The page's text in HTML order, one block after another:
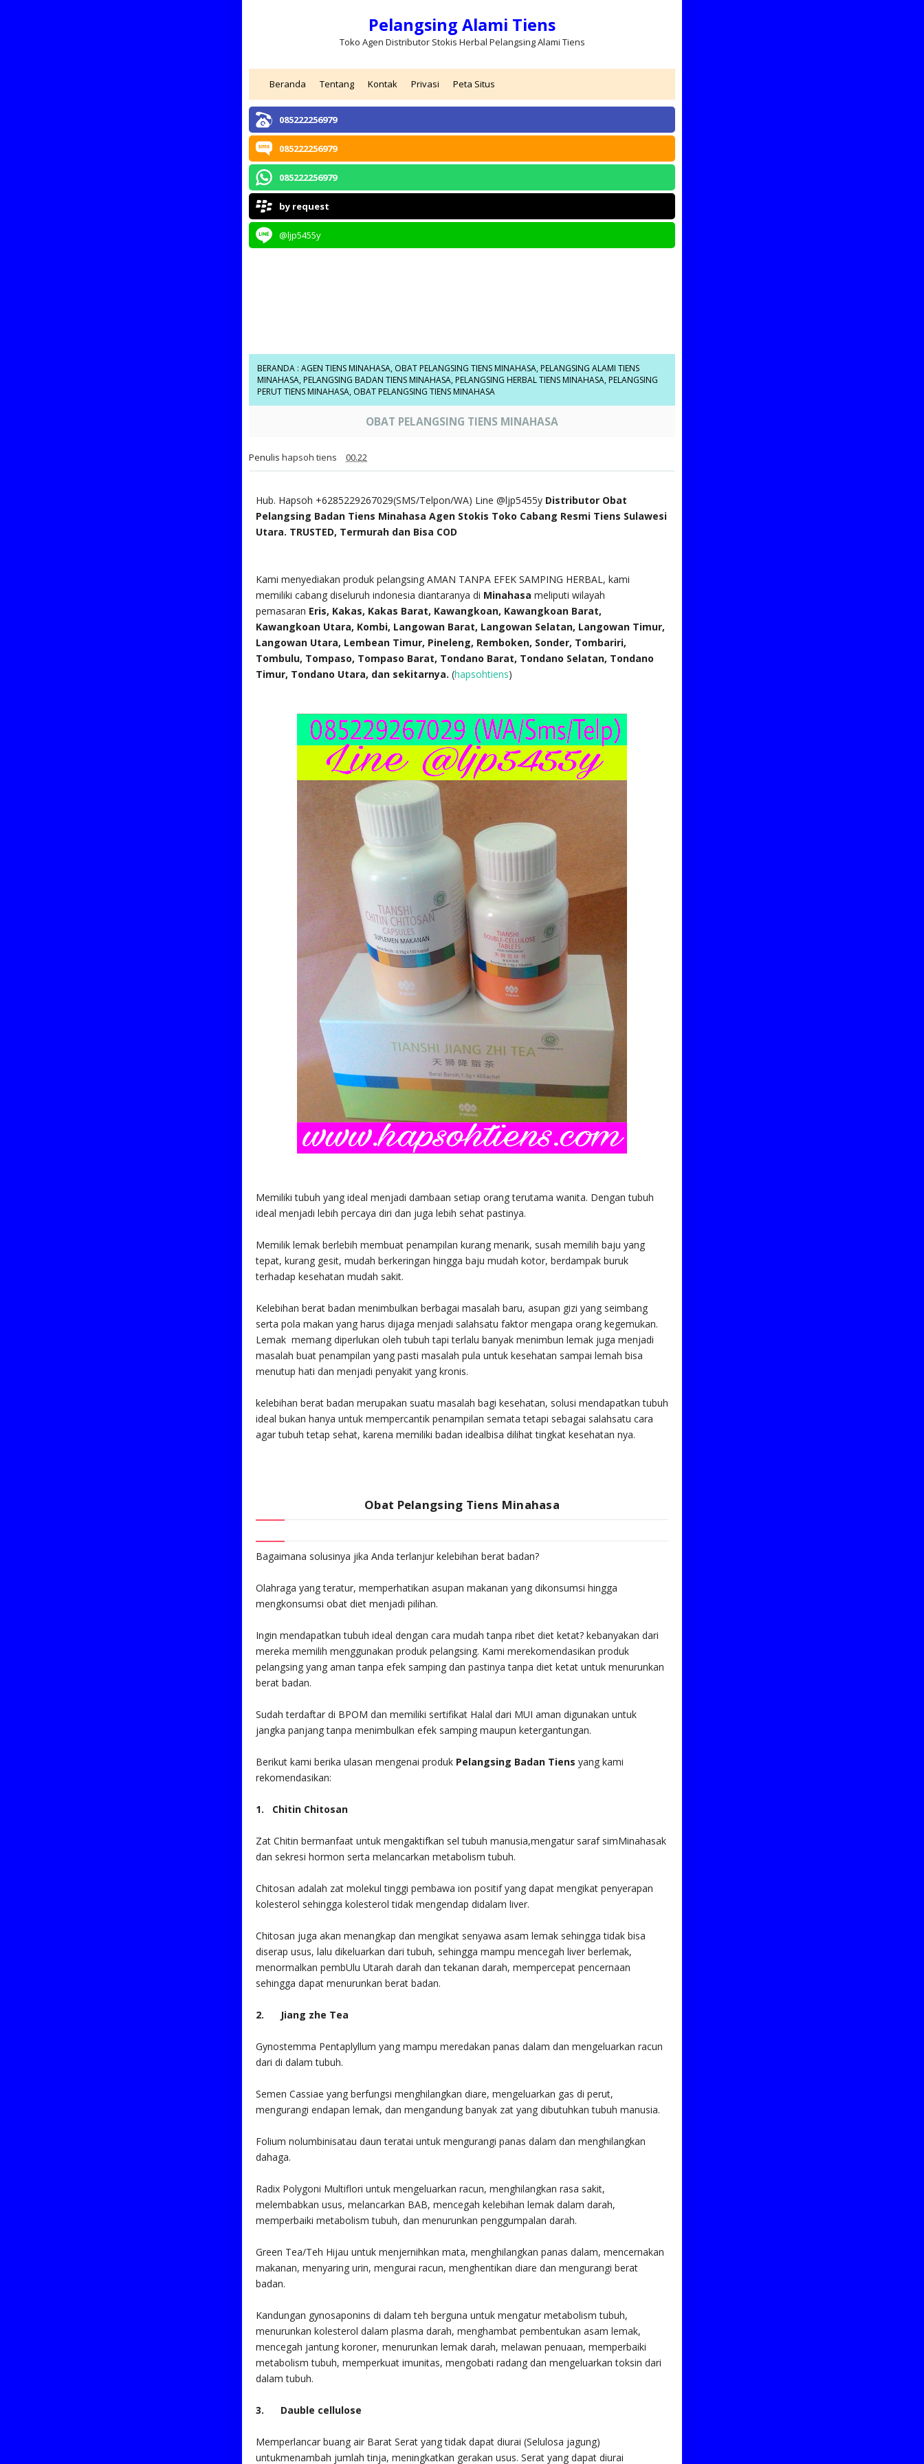
Pelangsing Alami Tiens
Toko Agen Distributor Stokis Herbal Pelangsing Alami Tiens
Beranda Tentang Kontak Privasi Peta Situs
085222256979
085222256979
085222256979
by request
@ljp5455y
BERANDA : AGEN TIENS MINAHASA, OBAT PELANGSING TIENS MINAHASA, PELANGSING ALAMI TIENS
MINAHASA, PELANGSING BADAN TIENS MINAHASA, PELANGSING HERBAL TIENS MINAHASA, PELANGSING
PERUT TIENS MINAHASA, OBAT PELANGSING TIENS MINAHASA
OBAT PELANGSING TIENS MINAHASA
Penulis hapsoh tiens 00.22
Hub. Hapsoh +6285229267029(SMS/Telpon/WA) Line @ljp5455y Distributor Obat
Pelangsing Badan Tiens Minahasa Agen Stokis Toko Cabang Resmi Tiens Sulawesi
Utara. TRUSTED, Termurah dan Bisa COD
Kami menyediakan produk pelangsing AMAN TANPA EFEK SAMPING HERBAL, kami
memiliki cabang diseluruh indonesia diantaranya di Minahasa meliputi wilayah
pemasaran Eris, Kakas, Kakas Barat, Kawangkoan, Kawangkoan Barat,
Kawangkoan Utara, Kombi, Langowan Barat, Langowan Selatan, Langowan Timur,
Langowan Utara, Lembean Timur, Pineleng, Remboken, Sonder, Tombariri,
Tombulu, Tompaso, Tompaso Barat, Tondano Barat, Tondano Selatan, Tondano
Timur, Tondano Utara, dan sekitarnya. (hapsohtiens)
Memiliki tubuh yang ideal menjadi dambaan setiap orang terutama wanita. Dengan tubuh
ideal menjadi lebih percaya diri dan juga lebih sehat pastinya.
Memilik lemak berlebih membuat penampilan kurang menarik, susah memilih baju yang
tepat, kurang gesit, mudah berkeringan hingga baju mudah kotor, berdampak buruk
terhadap kesehatan mudah sakit.
Kelebihan berat badan menimbulkan berbagai masalah baru, asupan gizi yang seimbang
serta pola makan yang harus dijaga menjadi salahsatu faktor mengapa orang kegemukan.
Lemak memang diperlukan oleh tubuh tapi terlalu banyak menimbun lemak juga menjadi
masalah buat penampilan yang pasti masalah pula untuk kesehatan sampai lemah bisa
menutup hati dan menjadi penyakit yang kronis.
kelebihan berat badan merupakan suatu masalah bagi kesehatan, solusi mendapatkan tubuh
ideal bukan hanya untuk mempercantik penampilan semata tetapi sebagai salahsatu cara
agar tubuh tetap sehat, karena memiliki badan idealbisa dilihat tingkat kesehatan nya.
Obat Pelangsing Tiens Minahasa
Bagaimana solusinya jika Anda terlanjur kelebihan berat badan?
Olahraga yang teratur, memperhatikan asupan makanan yang dikonsumsi hingga
mengkonsumsi obat diet menjadi pilihan.
Ingin mendapatkan tubuh ideal dengan cara mudah tanpa ribet diet ketat? kebanyakan dari
mereka memilih menggunakan produk pelangsing. Kami merekomendasikan produk
pelangsing yang aman tanpa efek samping dan pastinya tanpa diet ketat untuk menurunkan
berat badan.
Sudah terdaftar di BPOM dan memiliki sertifikat Halal dari MUI aman digunakan untuk
jangka panjang tanpa menimbulkan efek samping maupun ketergantungan.
Berikut kami berika ulasan mengenai produk Pelangsing Badan Tiens yang kami
rekomendasikan:
1. Chitin Chitosan
Zat Chitin bermanfaat untuk mengaktifkan sel tubuh manusia,mengatur saraf simMinahasak
dan sekresi hormon serta melancarkan metabolism tubuh.
Chitosan adalah zat molekul tinggi pembawa ion positif yang dapat mengikat penyerapan
kolesterol sehingga kolesterol tidak mengendap didalam liver.
Chitosan juga akan menangkap dan mengikat senyawa asam lemak sehingga tidak bisa
diserap usus, lalu dikeluarkan dari tubuh, sehingga mampu mencegah liver berlemak,
menormalkan pembUlu Utarah darah dan tekanan darah, mempercepat pencernaan
sehingga dapat menurunkan berat badan.
2. Jiang zhe Tea
Gynostemma Pentaplyllum yang mampu meredakan panas dalam dan mengeluarkan racun
dari di dalam tubuh.
Semen Cassiae yang berfungsi menghilangkan diare, mengeluarkan gas di perut,
mengurangi endapan lemak, dan mengandung banyak zat yang dibutuhkan tubuh manusia.
Folium nolumbinisatau daun teratai untuk mengurangi panas dalam dan menghilangkan
dahaga.
Radix Polygoni Multiflori untuk mengeluarkan racun, menghilangkan rasa sakit,
melembabkan usus, melancarkan BAB, mencegah kelebihan lemak dalam darah,
memperbaiki metabolism tubuh, dan menurunkan penggumpalan darah.
Green Tea/Teh Hijau untuk menjernihkan mata, menghilangkan panas dalam, mencernakan
makanan, menyaring urin, mengurai racun, menghentikan diare dan mengurangi berat
badan.
Kandungan gynosaponins di dalam teh berguna untuk mengatur metabolism tubuh,
menurunkan kolesterol dalam plasma darah, menghambat pembentukan asam lemak,
mencegah jantung koroner, menurunkan lemak darah, melawan penuaan, memperbaiki
metabolism tubuh, memperkuat imunitas, mengobati radang dan mengeluarkan toksin dari
dalam tubuh.
3. Dauble cellulose
Memperlancar buang air Barat Serat yang tidak dapat diurai (Selulosa jagung)
untukmenambah jumlah tinja, meningkatkan gerakan usus. Serat yang dapat diurai